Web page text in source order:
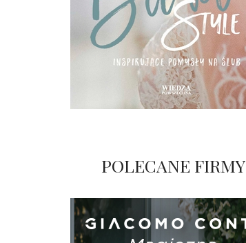
POLECANE FIRMY